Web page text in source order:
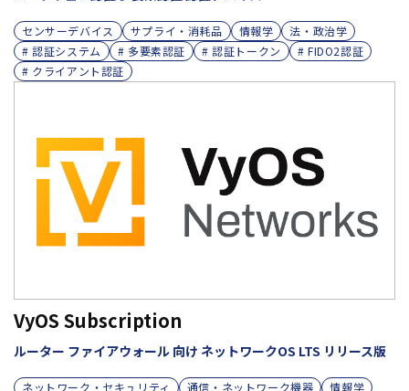
センサーデバイス サプライ・消耗品 情報学
法・政治学
# 認証システム
# 多要素認証 # 認証トークン
# FIDO2認証
# クライアント認証
VyOS Subscription
ルーター ファイアウォール 向け ネットワークOS LTS リリース版
ネットワーク・セキュリティ 通信・ネットワーク機器 情報学